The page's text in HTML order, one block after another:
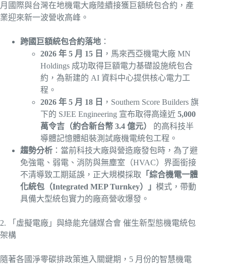
月國際與台灣在地機電大廠陸續接獲巨額統包合約，產
業迎來新一波營收高峰。
跨國巨額統包合約落地 ：
2026 年 5 月 15 日 ，馬來西亞機電大廠 MN
Holdings 成功取得巨額電力基礎設施統包合
約，為新建的 AI 資料中心提供核心電力工
程。
2026 年 5 月 18 日 ，Southern Score Builders 旗
下的 SJEE Engineering 宣布取得高達近 5,000
萬令吉（約合新台幣 3.4 億元）
的高科技半
導體記憶體組裝測試廠機電統包工程。
趨勢分析 ：當前科技大廠與營造廠發包時，為了避
免強電、弱電、消防與無塵室（HVAC）界面銜接
不清導致工期延誤，正大規模採取 「綜合機電一體
化統包（Integrated MEP Turnkey）」 模式，帶動
具備大型統包實力的廠商營收爆發。
2. 「虛擬電廠」與綠能充儲媒合會 催生新型態機電統包
架構
隨著各國淨零碳排政策進入關鍵期，5 月份的智慧機電